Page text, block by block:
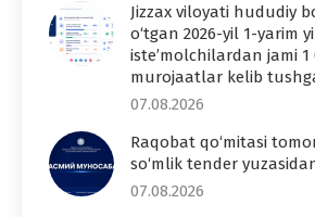
Jizzax viloyati hududiy
o‘tgan 2026-yil 1-yarim
iste’molchilardan jami 1
murojaatlar kelib
07.08.2026
Raqobat qo‘mitasi
so‘mlik tender
07.08.2026